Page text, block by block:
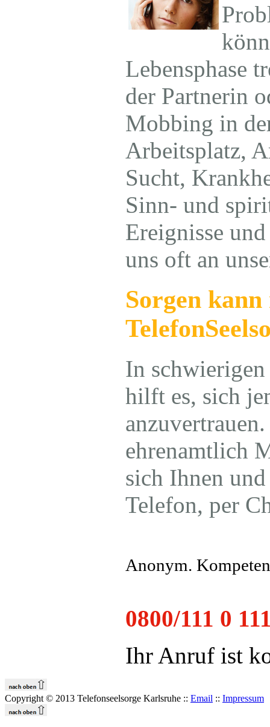
Lebensphase
der Partnerin
Mobbing in
Arbeitsplatz,
Sucht,
Sinn- und
Ereignisse
uns oft an
Sorgen
In
hilft es, sich
ehrenamtlich
sich Ihnen
Telefon, per
Anonym.
0800/111 0
Ihr Anruf ist
Copyright © 2013 Telefonseelsorge Karlsruhe :: Email :: Impressum